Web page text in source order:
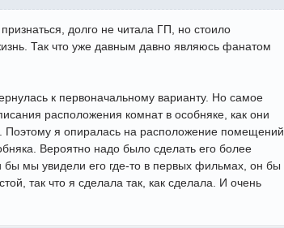
долго не читала ГП, но стоило
Так что уже давным давно являюсь фанатом
к первоначальному варианту. Но самое
расположения комнат в особняке, как они
Поэтому я опиралась на расположение помещений
Вероятно надо было сделать его более
мы увидели его где-то в первых фильмах, он бы
так что я сделала так, как сделала. И очень